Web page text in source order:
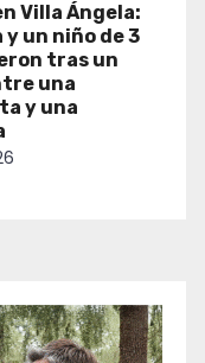
Villa Ángela:
y un niño de 3
tras un
una
y una